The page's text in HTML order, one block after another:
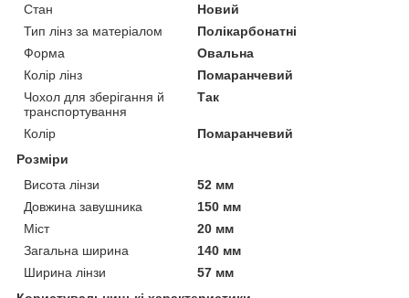
Стан
Новий
Тип лінз за матеріалом
Полікарбонатні
Форма
Овальна
Колір лінз
Помаранчевий
Чохол для зберігання й
транспортування
Так
Колір
Помаранчевий
Розміри
Висота лінзи
52 мм
Довжина завушника
150 мм
Міст
20 мм
Загальна ширина
140 мм
Ширина лінзи
57 мм